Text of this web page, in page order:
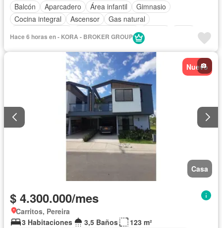
Balcón
Aparcadero Área infantil
Gimnasio
Cocina integral
Ascensor
Gas natural
Seguridad privada
Hace 6 horas en - KORA - BROKER GROUP
Nuevo
Casa
$ 4.300.000/mes
Carritos, Pereira
3 Habitaciones
3,5 Baños
123 m²